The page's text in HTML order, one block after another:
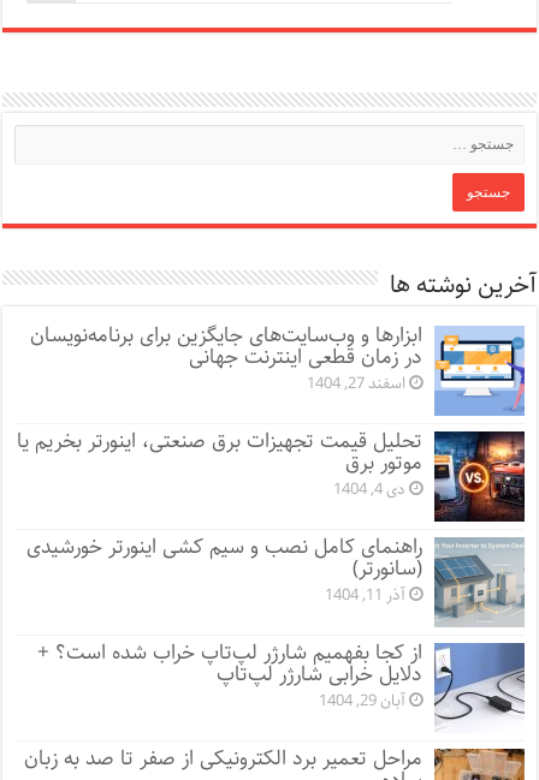
آخرین نوشته ها
ابزارها و وب‌سایت‌های جایگزین برای برنامه‌نویسان
در زمان قطعی اینترنت جهانی
اسفند 27, 1404
تحلیل قیمت تجهیزات برق صنعتی، اینورتر بخریم یا
موتور برق
دی 4, 1404
راهنمای کامل نصب و سیم کشی اینورتر خورشیدی
(سانورتر)
آذر 11, 1404
از کجا بفهمیم شارژر لپ‌تاپ خراب شده است؟ +
دلایل خرابی شارژر لپ‌تاپ
آبان 29, 1404
مراحل تعمیر برد الکترونیکی از صفر تا صد به زبان